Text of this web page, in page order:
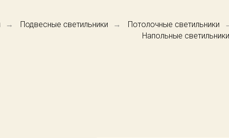
→ Подвесные светильники → Потолочные светильники
Напольные светильники